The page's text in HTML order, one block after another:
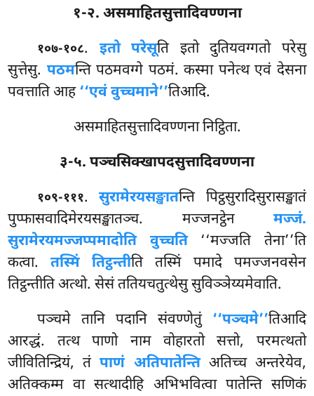
१-२. असमाहितसुत्तादिवण्णना
१०७-१०८. इतो परेसूति इतो दुतियवग्गतो परेसु
सुत्तेसु. पठमन्ति पठमवग्गे पठमं. कस्मा पनेत्थ एवं देसना
पवत्ताति आह‘‘एवं वुच्चमाने’’तिआदि.
असमाहितसुत्तादिवण्णना निट्ठिता.
३-५. पञ्चसिक्खापदसुत्तादिवण्णना
१०९-१११.सुरामेरयसङ्खातन्ति पिट्ठसुरादिसुरासङ्खातं
पुप्फासवादिमेरयसङ्खातञ्च. मज्जनट्ठेन मज्जं.
सुरामेरयमज्जप्पमादोति वुच्चति‘‘मज्जति तेना’’ति
कत्वा.तस्मिं तिट्ठन्तीति तस्मिं पमादे पमज्जनवसेन
तिट्ठन्तीति अत्थो. सेसं ततियचतुत्थेसु सुविञ्ञेय्यमेवाति.
पञ्चमे तानि पदानि संवण्णेतुं ‘‘पञ्चमे’’तिआदि
आरद्धं. तत्थ पाणो नाम वोहारतो सत्तो, परमत्थतो
जीवितिन्द्रियं, तंपाणं अतिपातेन्तिअतिच्च अन्तरेयेव,
अतिक्कम्म वा सत्थादीहि अभिभवित्वा पातेन्ति सणिकं